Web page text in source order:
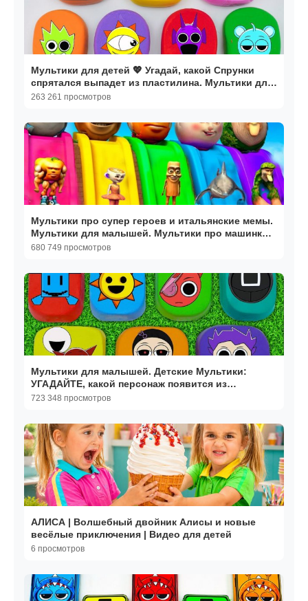
Мультики для детей 💖 Угадай, какой Спрунки
спрятался выпадет из пластилина. Мультики для
малышей
263 261 просмотров
Мультики про супер героев и итальянские мемы.
Мультики для малышей. Мультики про машинки
детям
680 749 просмотров
Мультики для малышей. Детские Мультики:
УГАДАЙТЕ, какой персонаж появится из
пластилиновых кубиков
723 348 просмотров
АЛИСА | Волшебный двойник Алисы и новые
весёлые приключения | Видео для детей
6 просмотров